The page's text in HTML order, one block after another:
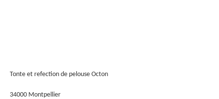
Tonte et refection de pelouse Octon
34000 Montpellier